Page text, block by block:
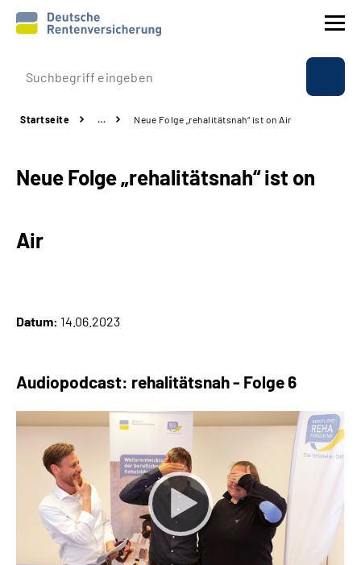
Prävention
Rente
Language
Inhalte in Gebärdensprache (DGS)
Leichte Sprache
Startseite … Neue Folge „rehalitätsnah“ ist on Air
Neue Folge „rehalitätsnah“ ist on
Air
Datum: 14.06.2023
Audiopodcast: rehalitätsnah - Folge 6